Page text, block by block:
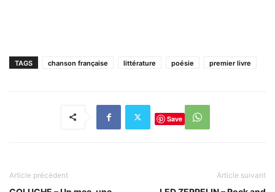
TAGS chanson française littérature poésie premier livre
Save
Article précédent Article suivant